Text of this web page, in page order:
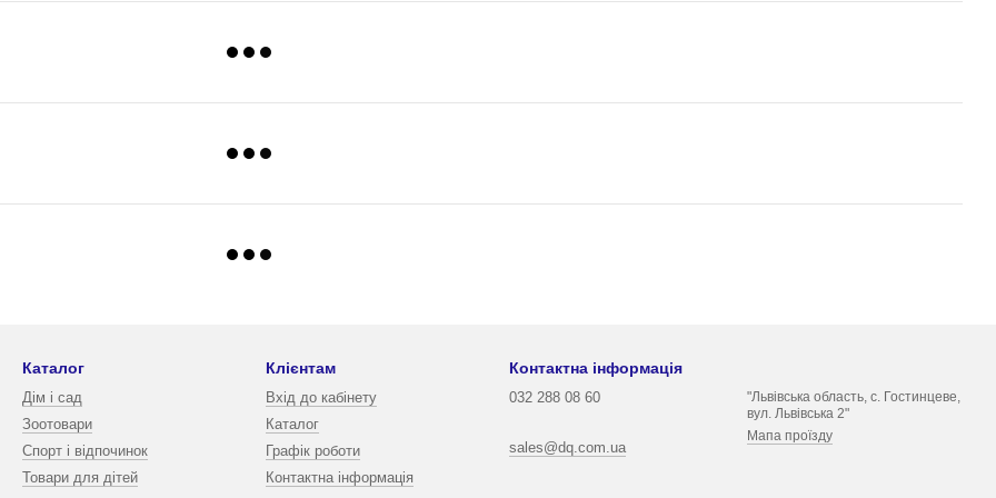
Каталог
Дім і сад
Зоотовари
Спорт і відпочинок
Товари для дітей
Клієнтам
Вхід до кабінету
Каталог
Графік роботи
Контактна інформація
Контактна інформація
032 288 08 60
sales@dq.com.ua
"Львівська область, с. Гостинцеве,
вул. Львівська 2"
Мапа проїзду